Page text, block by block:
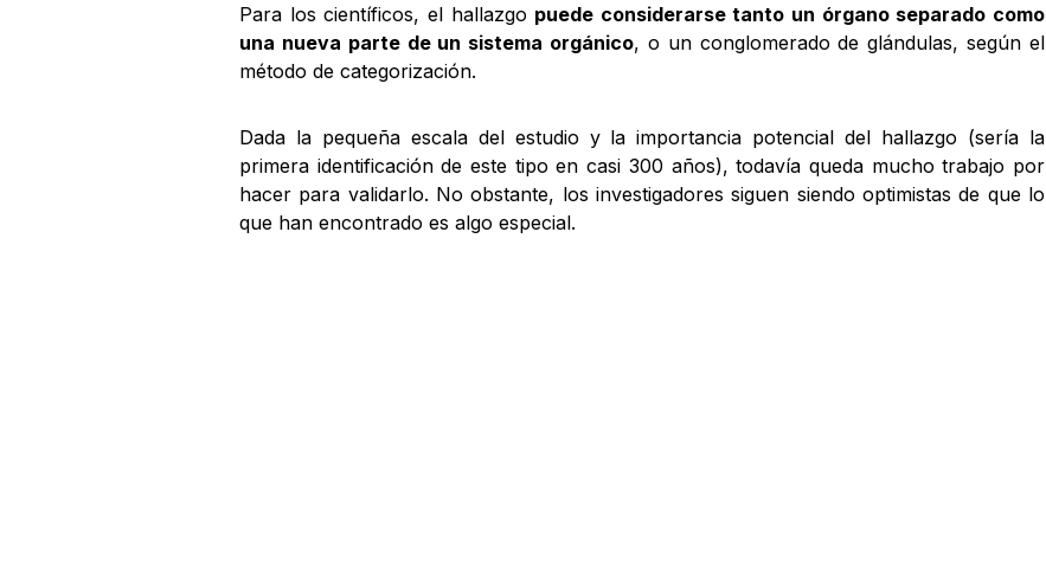
Para los científicos, el hallazgo puede considerarse tanto un órgano separado como
una nueva parte de un sistema orgánico, o un conglomerado de glándulas, según el
método de categorización.
Dada la pequeña escala del estudio y la importancia potencial del hallazgo (sería la
primera identificación de este tipo en casi 300 años), todavía queda mucho trabajo por
hacer para validarlo. No obstante, los investigadores siguen siendo optimistas de que lo
que han encontrado es algo especial.